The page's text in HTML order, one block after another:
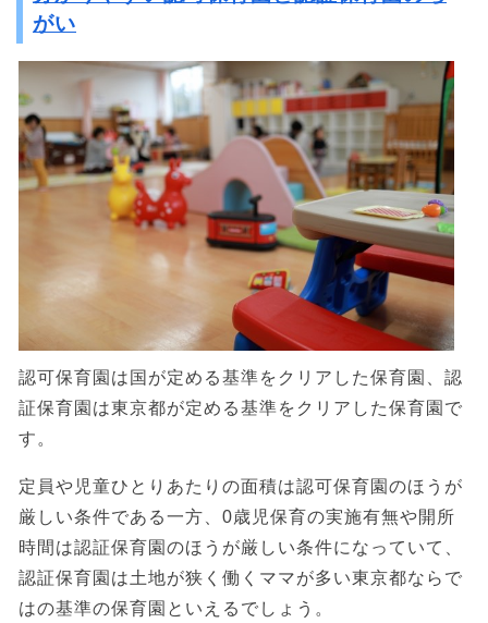
がい
認可保育園は国が定める基準をクリアした保育園、認
証保育園は東京都が定める基準をクリアした保育園で
す。
定員や児童ひとりあたりの面積は認可保育園のほうが
厳しい条件である一方、0歳児保育の実施有無や開所
時間は認証保育園のほうが厳しい条件になっていて、
認証保育園は土地が狭く働くママが多い東京都ならで
はの基準の保育園といえるでしょう。